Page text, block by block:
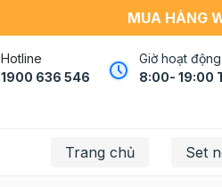
MUA HÀNG
Hotline
1900 636 546
Giờ hoạt động
8:00- 19:00
Trang chủ Set